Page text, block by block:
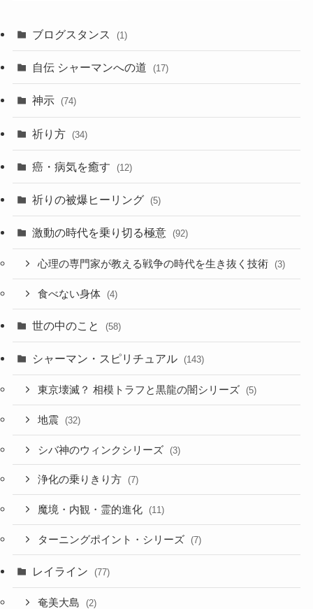
カ
ブ
ブログスタンス (1)
自伝 シャーマンへの道 (17)
神示 (74)
祈り方 (34)
癌・病気を癒す (12)
祈りの被爆ヒーリング (5)
激動の時代を乗り切る極意 (92)
心理の専門家が教える戦争の時代を生き抜く技術 (3)
食べない身体 (4)
世の中のこと (58)
シャーマン・スピリチュアル (143)
東京壊滅？ 相模トラフと黒龍の闇シリーズ (5)
地震 (32)
シバ神のウィンクシリーズ (3)
浄化の乗りきり方 (7)
魔境・内観・霊的進化 (11)
ターニングポイント・シリーズ (7)
レイライン (77)
奄美大島 (2)